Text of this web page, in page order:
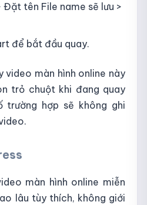
tên File name sẽ lưu >
để bắt đầu quay.
video màn hình online này
trỏ chuột khi đang quay
trường hợp sẽ không ghi
màn hình online miễn
lâu tùy thích, không giới